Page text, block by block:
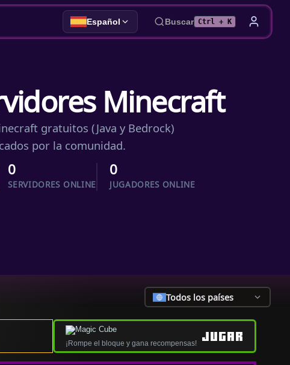
Español Buscar Ctrl + K
Minecraft
gratuitos (Java y Bedrock)
por la comunidad.
0
SERVIDORES ONLINE
0
JUGADORES ONLINE
Todos los países
¡Rompe el bloque y gana recompensas! JUGAR